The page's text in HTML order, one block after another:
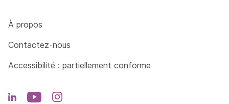
Côté Formations
À propos
Contactez-nous
Accessibilité : partiellement conforme